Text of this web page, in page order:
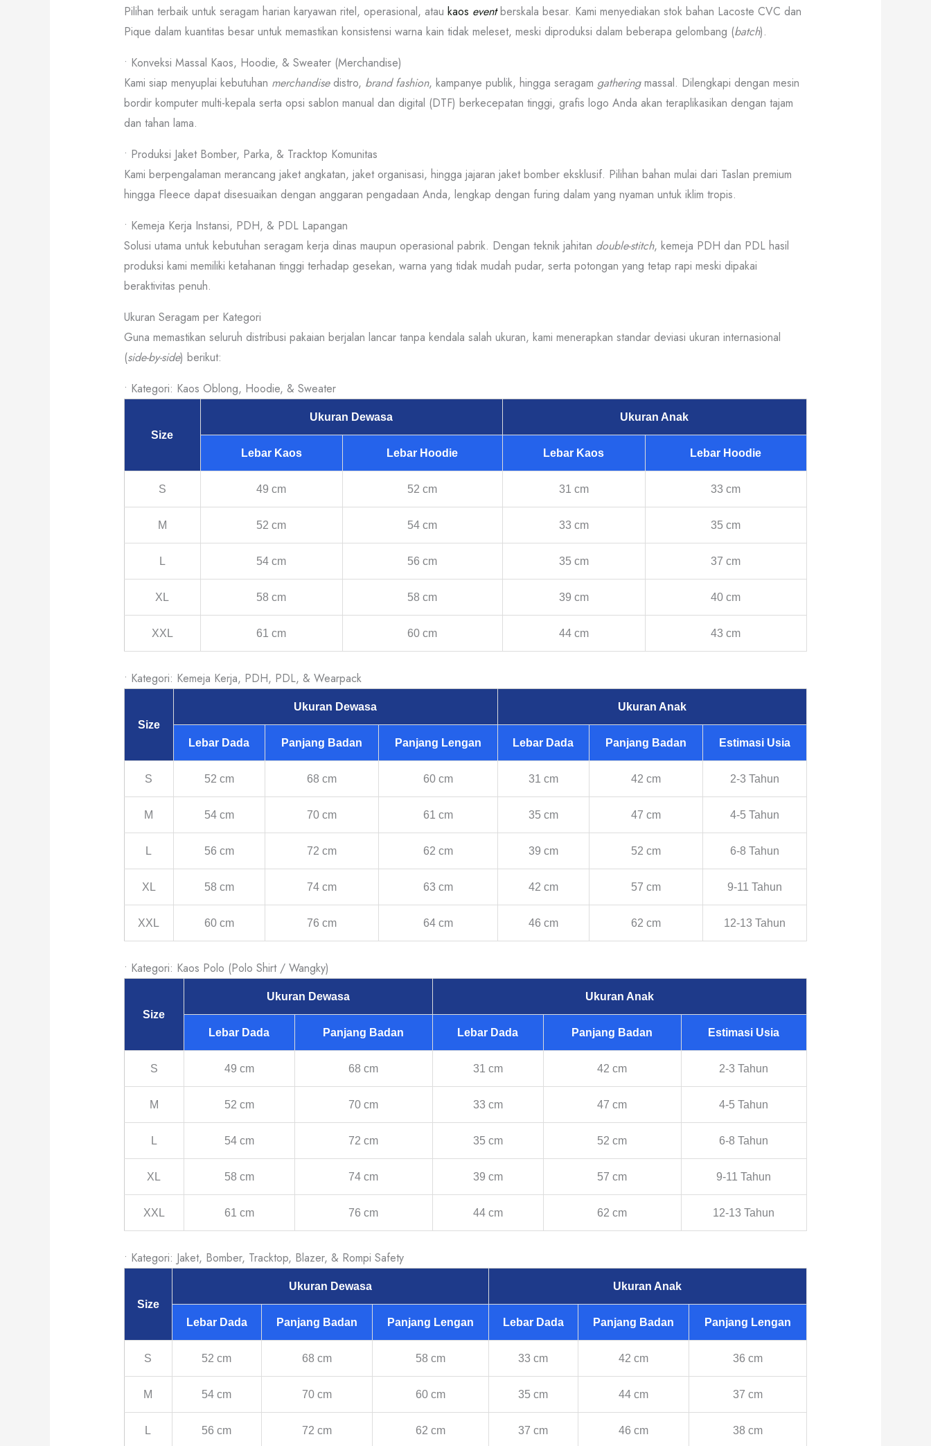
Pilihan terbaik untuk seragam harian karyawan ritel, operasional, atau kaos eventberskala besar. Kami menyediakan stok bahan Lacoste CVC dan
Pique dalam kuantitas besar untuk memastikan konsistensi warna kain tidak meleset, meski diproduksi dalam beberapa gelombang (batch).
• Konveksi Massal Kaos, Hoodie, & Sweater (Merchandise)
Kami siap menyuplai kebutuhan merchandisedistro, brand fashion, kampanye publik, hingga seragam gatheringmassal. Dilengkapi dengan mesin
bordir komputer multi-kepala serta opsi sablon manual dan digital (DTF) berkecepatan tinggi, grafis logo Anda akan teraplikasikan dengan tajam
dan tahan lama.
• Produksi Jaket Bomber, Parka, & Tracktop Komunitas
Kami berpengalaman merancang jaket angkatan, jaket organisasi, hingga jajaran jaket bomber eksklusif. Pilihan bahan mulai dari Taslan premium
hingga Fleece dapat disesuaikan dengan anggaran pengadaan Anda, lengkap dengan furing dalam yang nyaman untuk iklim tropis.
• Kemeja Kerja Instansi, PDH, & PDL Lapangan
Solusi utama untuk kebutuhan seragam kerja dinas maupun operasional pabrik. Dengan teknik jahitan double-stitch, kemeja PDH dan PDL hasil
produksi kami memiliki ketahanan tinggi terhadap gesekan, warna yang tidak mudah pudar, serta potongan yang tetap rapi meski dipakai
beraktivitas penuh.
Ukuran Seragam per Kategori
Guna memastikan seluruh distribusi pakaian berjalan lancar tanpa kendala salah ukuran, kami menerapkan standar deviasi ukuran internasional
(side-by-side) berikut:
• Kategori: Kaos Oblong, Hoodie, & Sweater
Size
Ukuran Dewasa Ukuran Anak
Lebar Kaos Lebar Hoodie Lebar Kaos Lebar Hoodie
S 49 cm 52 cm 31 cm 33 cm
M 52 cm 54 cm 33 cm 35 cm
L 54 cm 56 cm 35 cm 37 cm
XL 58 cm 58 cm 39 cm 40 cm
XXL 61 cm 60 cm 44 cm 43 cm
• Kategori: Kemeja Kerja, PDH, PDL, & Wearpack
Size
Ukuran Dewasa Ukuran Anak
Lebar Dada Panjang Badan Panjang Lengan Lebar Dada Panjang Badan Estimasi Usia
S 52 cm 68 cm 60 cm 31 cm 42 cm 2-3 Tahun
M 54 cm 70 cm 61 cm 35 cm 47 cm 4-5 Tahun
L 56 cm 72 cm 62 cm 39 cm 52 cm 6-8 Tahun
XL 58 cm 74 cm 63 cm 42 cm 57 cm 9-11 Tahun
XXL 60 cm 76 cm 64 cm 46 cm 62 cm 12-13 Tahun
• Kategori: Kaos Polo (Polo Shirt / Wangky)
Size
Ukuran Dewasa Ukuran Anak
Lebar Dada Panjang Badan Lebar Dada Panjang Badan Estimasi Usia
S 49 cm 68 cm 31 cm 42 cm 2-3 Tahun
M 52 cm 70 cm 33 cm 47 cm 4-5 Tahun
L 54 cm 72 cm 35 cm 52 cm 6-8 Tahun
XL 58 cm 74 cm 39 cm 57 cm 9-11 Tahun
XXL 61 cm 76 cm 44 cm 62 cm 12-13 Tahun
• Kategori: Jaket, Bomber, Tracktop, Blazer, & Rompi Safety
Size
Ukuran Dewasa Ukuran Anak
Lebar Dada Panjang Badan Panjang Lengan Lebar Dada Panjang Badan Panjang Lengan
S 52 cm 68 cm 58 cm 33 cm 42 cm 36 cm
M 54 cm 70 cm 60 cm 35 cm 44 cm 37 cm
L 56 cm 72 cm 62 cm 37 cm 46 cm 38 cm